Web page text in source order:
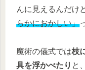
んに見えるんだけ
らかにおかしい」
魔術の儀式では枝
具を浮かべたり と